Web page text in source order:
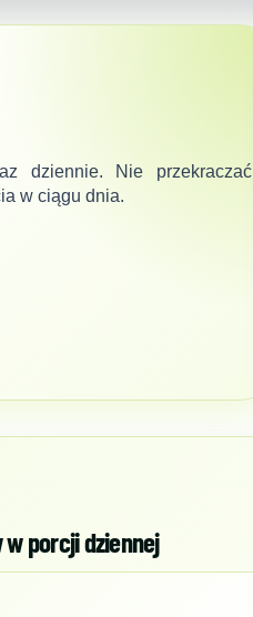
dziennie. Nie przekraczać
w ciągu dnia.
porcji dziennej